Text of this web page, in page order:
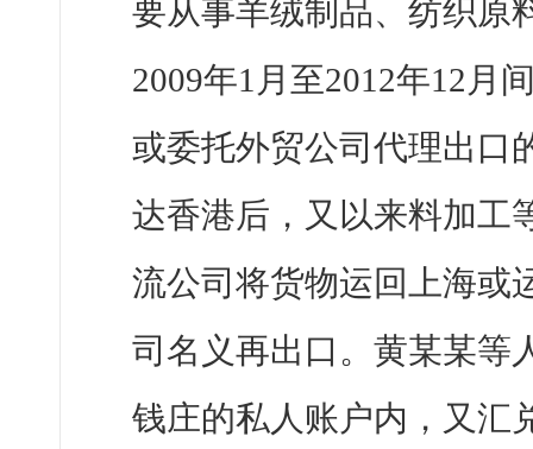
要从事羊绒制品、纺织原
2009年1月至2012年12月
或委托外贸公司代理出口
达香港后，又以来料加工
流公司将货物运回上海或
司名义再出口。黄某某等
钱庄的私人账户内，又汇